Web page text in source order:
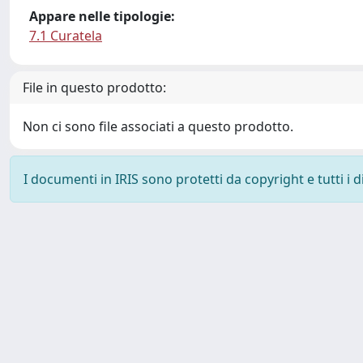
Appare nelle tipologie:
7.1 Curatela
File in questo prodotto:
Non ci sono file associati a questo prodotto.
I documenti in IRIS sono protetti da copyright e tutti i